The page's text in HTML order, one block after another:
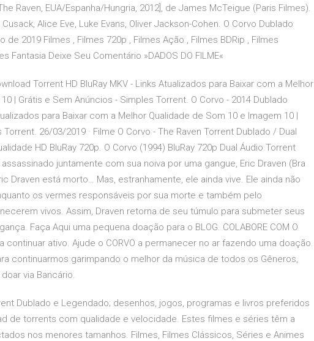
Raven, EUA/Espanha/Hungria, 2012], de James McTeigue (Paris Filmes).
Alice Eve, Luke Evans, Oliver Jackson-Cohen. O Corvo Dublado
de 2019 Filmes , Filmes 720p , Filmes Ação , Filmes BDRip , Filmes
Fantasia Deixe Seu Comentário »DADOS DO FILME«
Torrent HD BluRay MKV - Links Atualizados para Baixar com a Melhor
| Grátis e Sem Anúncios - Simples Torrent. O Corvo - 2014 Dublado
para Baixar com a Melhor Qualidade de Som 10 e Imagem 10 |
26/03/2019 · Filme O Corvo - The Raven Torrent Dublado / Dual
HD BluRay 720p. O Corvo (1994) BluRay 720p Dual Áudio Torrent
juntamente com sua noiva por uma gangue, Eric Draven (Bra
Draven está morto… Mas, estranhamente, ele ainda vive. Ele ainda não
os vermes responsáveis por sua morte e também pelo
vivos. Assim, Draven retorna de seu túmulo para submeter seus
Faça Aqui uma pequena doação para o BLOG. COLABORE COM O
a continuar ativo. Ajude o CORVO a permanecer no ar fazendo uma doação.
continuarmos garimpando o melhor da música de todos os Gêneros,
via Bancário.
Dublado e Legendado; desenhos, jogos, programas e livros preferidos
de torrents com qualidade e velocidade. Estes filmes e séries têm a
nos menores tamanhos. Filmes, Filmes Clássicos, Séries e Animes